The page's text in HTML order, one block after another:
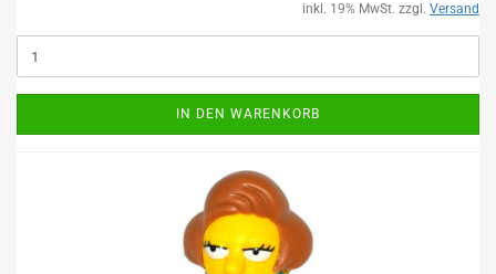
inkl. 19% MwSt. zzgl. Versand
IN DEN WARENKORB